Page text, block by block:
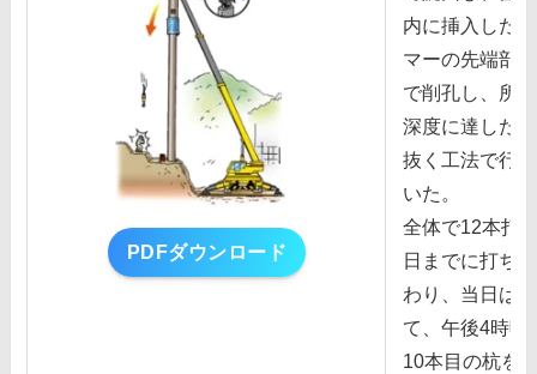
PDFダウンロード
内に挿⼊した
マーの先端部
で削孔し、所
深度に達した
抜く⼯法で⾏
いた。
全体で12本打
⽇までに打ち終
わり、当⽇は7
て、午後4時頃
10本⽬の杭を